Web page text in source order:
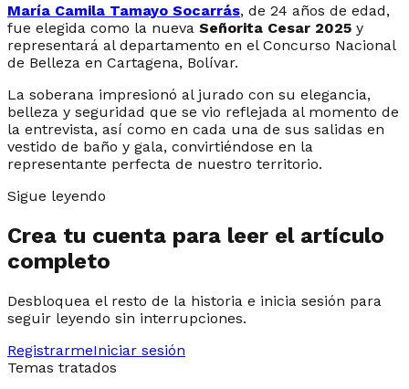
María Camila Tamayo Socarrás, de 24 años de edad,
fue elegida como la nueva Señorita Cesar 2025 y
representará al departamento en el Concurso Nacional
de Belleza en Cartagena, Bolívar.
La soberana impresionó al jurado con su elegancia,
belleza y seguridad que se vio reflejada al momento de
la entrevista, así como en cada una de sus salidas en
vestido de baño y gala, convirtiéndose en la
representante perfecta de nuestro territorio.
Sigue leyendo
Crea tu cuenta para leer el artículo
completo
Desbloquea el resto de la historia e inicia sesión para
seguir leyendo sin interrupciones.
RegistrarmeIniciar sesión
Temas tratados